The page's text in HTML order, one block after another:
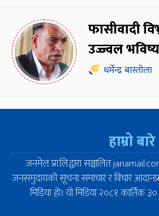
फासीवादी
उज्ज्वल भविष्य
धर्मेन्द्र बास्तोला
हाम्रो बारे
जनमेल प्रा.लि.द्वारा सञ्चालित
जनसमुदायको सूचना समाचार र विचार
मिडिया हो। यो मिडिया २०८१ कार्तिक